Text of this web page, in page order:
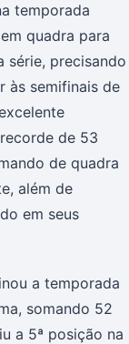
temporada
quadra para
série, precisando
às semifinais de
de 53
de quadra
além de
em seus
a temporada
somando 52
a 5ª posição na